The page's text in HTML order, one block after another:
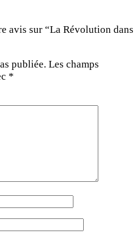
avis sur “La Révolution dans
publiée. Les champs
*